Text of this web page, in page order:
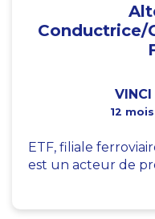
Conductrice/
12 mois
ETF, filiale
est un acteur de